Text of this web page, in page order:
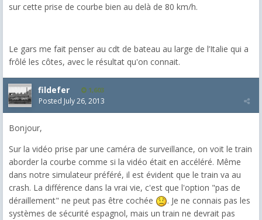
sur cette prise de courbe bien au delà de 80 km/h.
Le gars me fait penser au cdt de bateau au large de l’Italie qui a
frôlé les côtes, avec le résultat qu'on connait.
fildefer 1,603
Posted July 26, 2013
Bonjour,
Sur la vidéo prise par une caméra de surveillance, on voit le train
aborder la courbe comme si la vidéo était en accéléré. Même
dans notre simulateur préféré, il est évident que le train va au
crash. La différence dans la vrai vie, c'est que l'option "pas de
déraillement" ne peut pas être cochée
. Je ne connais pas les
systèmes de sécurité espagnol, mais un train ne devrait pas